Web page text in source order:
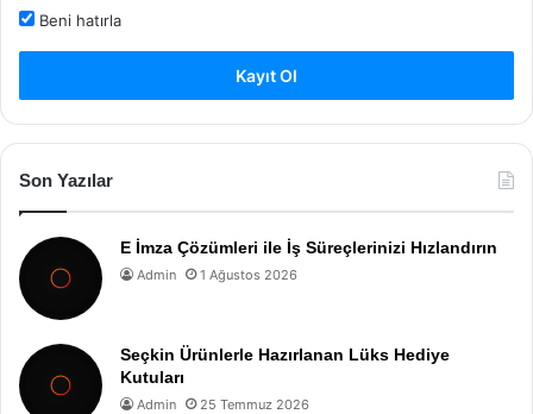
Beni hatırla
Kayıt Ol
Son Yazılar
E İmza Çözümleri ile İş Süreçlerinizi Hızlandırın
Admin 1 Ağustos 2026
Seçkin Ürünlerle Hazırlanan Lüks Hediye
Kutuları
Admin 25 Temmuz 2026